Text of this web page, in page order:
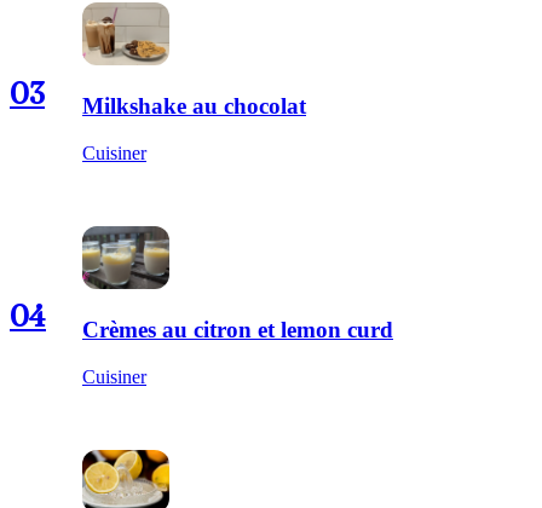
03 Milkshake au chocolat
Cuisiner
04 Crèmes au citron et lemon curd
Cuisiner